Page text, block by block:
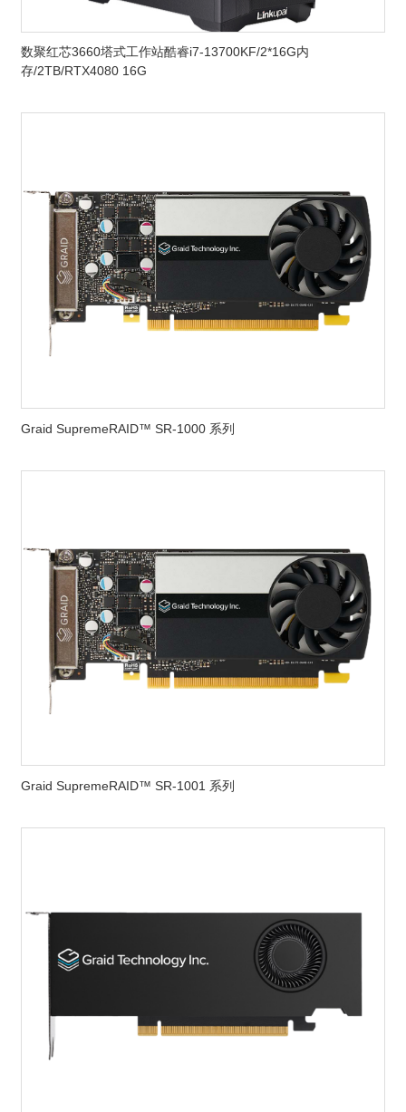
数聚红芯3660塔式工作站酷睿i7-13700KF/2*16G内
存/2TB/RTX4080 16G
Graid SupremeRAID™ SR-1000 系列
Graid SupremeRAID™ SR-1001 系列